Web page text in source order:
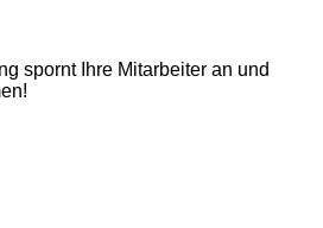
spornt Ihre Mitarbeiter an und